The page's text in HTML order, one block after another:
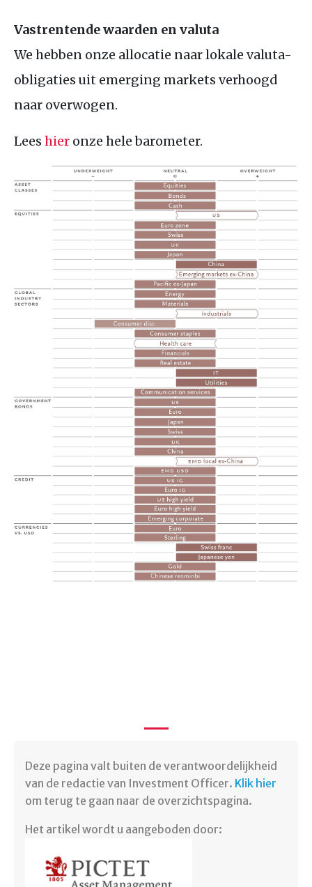
Vastrentende waarden en valuta
We hebben onze allocatie naar lokale valuta-
obligaties uit emerging markets verhoogd
naar overwogen.
Lees hier onze hele barometer.
Deze pagina valt buiten de verantwoordelijkheid
van de redactie van Investment Officer. Klik hier
om terug te gaan naar de overzichtspagina.
Het artikel wordt u aangeboden door: